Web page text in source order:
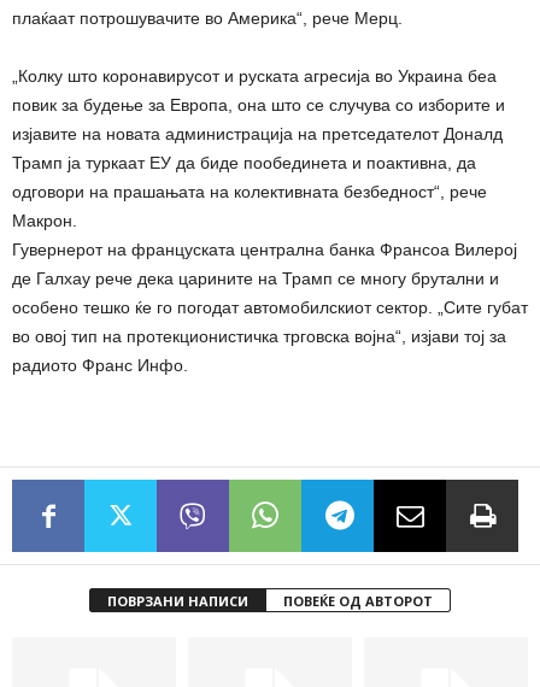
плаќаат потрошувачите во Америка“, рече Мерц.
„Колку што коронавирусот и руската агресија во Украина беа
повик за будење за Европа, она што се случува со изборите и
изјавите на новата администрација на претседателот Доналд
Трамп ја туркаат ЕУ да биде пообединета и поактивна, да
одговори на прашањата на колективната безбедност“, рече
Макрон.
Гувернерот на француската централна банка Франсоа Вилерој
де Галхау рече дека царините на Трамп се многу брутални и
особено тешко ќе го погодат автомобилскиот сектор. „Сите губат
во овој тип на протекционистичка трговска војна“, изјави тој за
радиото Франс Инфо.
ПОВРЗАНИ НАПИСИ ПОВЕЌЕ ОД АВТОРОТ